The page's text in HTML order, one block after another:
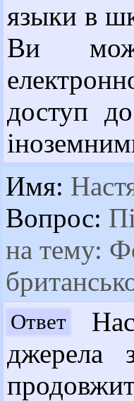
языки в
Ви
доступ
Имя:
Вопрос:
на тему:
Ответ
джерела